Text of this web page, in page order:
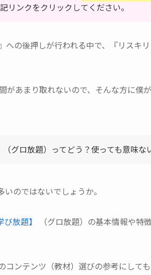
リンクをクリックしてください。
への後押しが行われる中で、『リスキ
があまり取れないので、そんな方に僕
（グロ放題）ってどう？使っても意味な
のではないでしょうか。
び放題】
（グロ放題）の基本情報や
ンテンツ（教材）選びの参考にしても